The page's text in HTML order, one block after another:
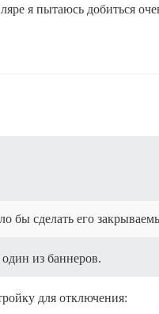
я пытаюсь добиться
сделать его
из баннеров.
для отключения: